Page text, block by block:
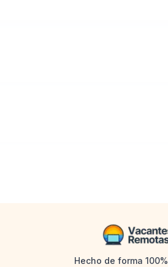
Hecho de forma